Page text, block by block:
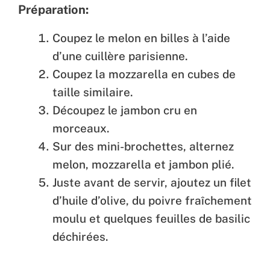
Préparation:
Coupez le melon en billes à l’aide
d’une cuillère parisienne.
Coupez la mozzarella en cubes de
taille similaire.
Découpez le jambon cru en
morceaux.
Sur des mini-brochettes, alternez
melon, mozzarella et jambon plié.
Juste avant de servir, ajoutez un filet
d’huile d’olive, du poivre fraîchement
moulu et quelques feuilles de basilic
déchirées.